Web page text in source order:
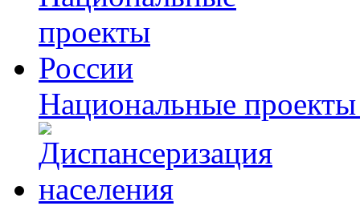
Национальные